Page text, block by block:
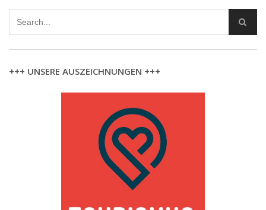
+++ UNSERE AUSZEICHNUNGEN +++